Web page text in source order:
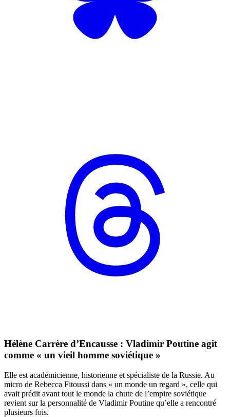
Hélène Carrère d’Encausse : Vladimir Poutine agit
comme « un vieil homme soviétique »
Elle est académicienne, historienne et spécialiste de la Russie. Au
micro de Rebecca Fitoussi dans « un monde un regard », celle qui
avait prédit avant tout le monde la chute de l’empire soviétique
revient sur la personnalité de Vladimir Poutine qu’elle a rencontré
plusieurs fois.